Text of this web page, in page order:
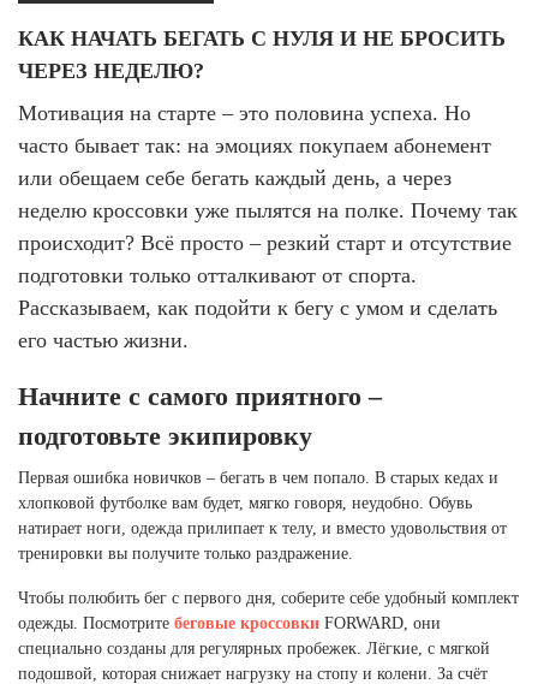
Санкт-Петербург и ЛО (3)
Саратовская область (1)
Смоленская область (1)
Ставропольский край (5)
Томская область (1)
Тульская область (1)
Тюменская область (3)
Хакасия (1)
Ярославская область (1)
КАК НАЧАТЬ БЕГАТЬ С НУЛЯ И НЕ БРОСИТЬ
ЧЕРЕЗ НЕДЕЛЮ?
Мотивация на старте – это половина успеха. Но
часто бывает так: на эмоциях покупаем абонемент
или обещаем себе бегать каждый день, а через
неделю кроссовки уже пылятся на полке. Почему так
происходит? Всё просто – резкий старт и отсутствие
подготовки только отталкивают от спорта.
Рассказываем, как подойти к бегу с умом и сделать
его частью жизни.
Начните с самого приятного –
подготовьте экипировку
Первая ошибка новичков – бегать в чем попало. В старых кедах и
хлопковой футболке вам будет, мягко говоря, неудобно. Обувь
натирает ноги, одежда прилипает к телу, и вместо удовольствия от
тренировки вы получите только раздражение.
Чтобы полюбить бег с первого дня, соберите себе удобный комплект
одежды. Посмотрите беговые кроссовки FORWARD, они
специально созданы для регулярных пробежек. Лёгкие, с мягкой
подошвой, которая снижает нагрузку на стопу и колени. За счёт